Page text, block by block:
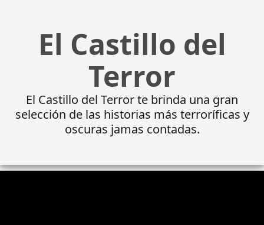
El Castillo del
Terror
El Castillo del Terror te brinda una gran
selección de las historias más terroríficas y
oscuras jamas contadas.